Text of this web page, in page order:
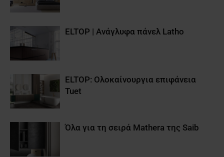
ELTOP | Aνάγλυφα πάνελ Latho
ELTOP: Ολοκαίνουργια επιφάνεια
Tuet
Όλα για τη σειρά Mathera της Saib